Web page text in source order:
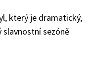
který je dramatický,
slavnostní sezóně